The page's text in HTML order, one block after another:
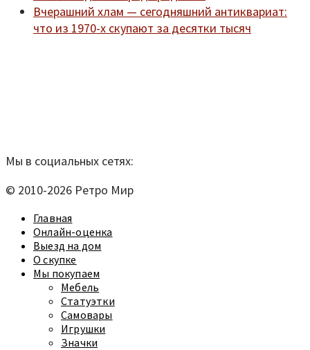
Вчерашний хлам — сегодняшний антиквариат:
что из 1970-х скупают за десятки тысяч
Мы в социальных сетях:
© 2010-2026 Ретро Мир
Главная
Онлайн-оценка
Выезд на дом
О скупке
Мы покупаем
Мебель
Статуэтки
Самовары
Игрушки
Значки